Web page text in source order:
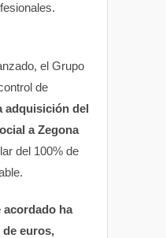
el Grupo
de
adquisición del
a Zegona
del 100% de
acordado ha
de euros,